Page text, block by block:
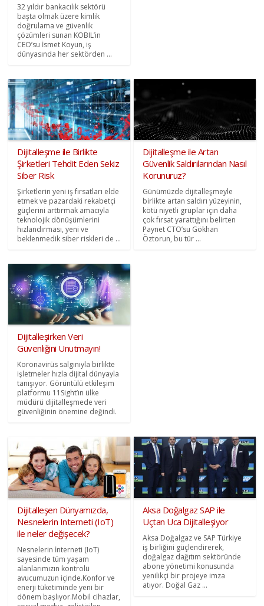
32 yıldır bankacılık sektörü
başta olmak üzere kimlik
doğrulama ve güvenlik
çözümleri sunan KOBIL’in
CEO’su İsmet Koyun, iş
dünyasında her sektörden ...
Dijitalleşme ile Birlikte
Şirketleri Tehdit Eden Sekiz
Siber Risk
Şirketlerin yeni iş fırsatları elde
etmek ve pazardaki rekabetçi
güçlerini arttırmak amacıyla
teknolojik dönüşümlerini
hızlandırması, yeni ve
beklenmedik siber riskleri de ...
Dijitalleşme ile Artan
Güvenlik Saldırılarından Nasıl
Korunuruz?
Günümüzde dijitalleşmeyle
birlikte artan saldırı yüzeyinin,
kötü niyetli gruplar için daha
çok fırsat yarattığını belirten
Paynet CTO’su Gökhan
Öztorun, bu tür ...
Dijitalleşirken Veri
Güvenliğini Unutmayın!
Koronavirüs salgınıyla birlikte
işletmeler hızla dijital dünyayla
tanışıyor. Görüntülü etkileşim
platformu 11Sight’ın ülke
müdürü dijitalleşmede veri
güvenliğinin önemine değindi.
Dijitalleşen Dünyamızda,
Nesnelerin Interneti (IoT)
ile neler değişecek?
Nesnelerin İnterneti (IoT)
sayesinde tüm yaşam
alanlarımızın kontrolü
avucumuzun içinde.Konfor ve
enerji tüketiminde yeni bir
dönem başlıyor.Mobil cihazlar,
Aksa Doğalgaz SAP ile
Uçtan Uca Dijitalleşiyor
Aksa Doğalgaz ve SAP Türkiye
iş birliğini güçlendirerek,
doğalgaz dağıtım sektöründe
abone yönetimi konusunda
yenilikçi bir projeye imza
atıyor. Doğal Gaz ...